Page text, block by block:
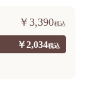
￥2,034
￥3,390